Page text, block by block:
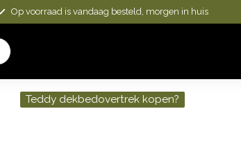
Op voorraad is vandaag besteld, morgen in huis
Teddy dekbedovertrek kopen?